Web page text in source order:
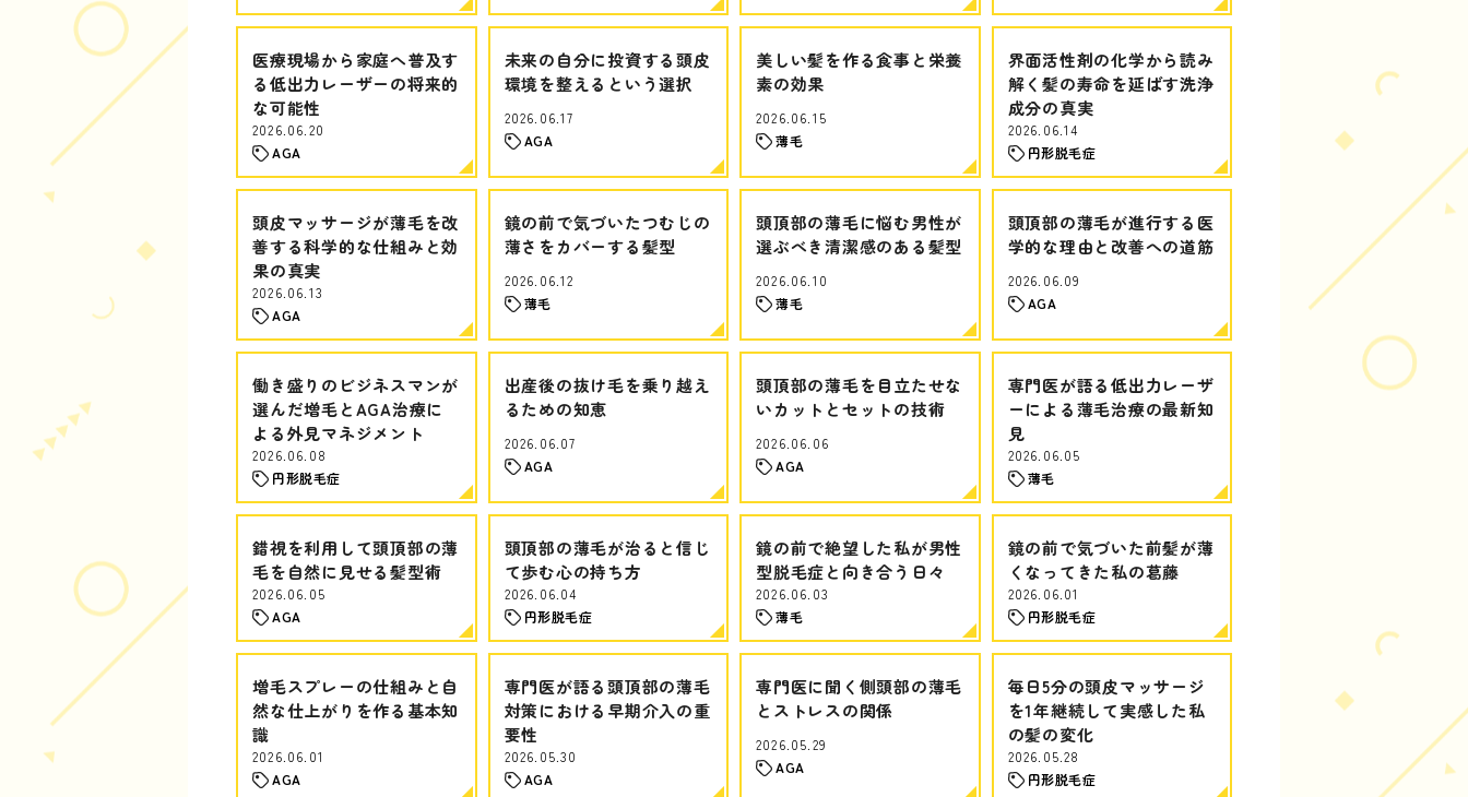
医療現場から家庭へ普及す
る低出力レーザーの将来的
な可能性
2026.06.20
AGA
未来の自分に投資する頭皮
環境を整えるという選択
2026.06.17
AGA
美しい髪を作る食事と栄養
素の効果
2026.06.15
薄毛
界面活性剤の化学から読み
解く髪の寿命を延ばす洗浄
成分の真実
2026.06.14
円形脱毛症
頭皮マッサージが薄毛を改
善する科学的な仕組みと効
果の真実
2026.06.13
AGA
鏡の前で気づいたつむじの
薄さをカバーする髪型
2026.06.12
薄毛
頭頂部の薄毛に悩む男性が
選ぶべき清潔感のある髪型
2026.06.10
薄毛
頭頂部の薄毛が進行する医
学的な理由と改善への道筋
2026.06.09
AGA
働き盛りのビジネスマンが
選んだ増毛とAGA治療に
よる外見マネジメント
2026.06.08
円形脱毛症
出産後の抜け毛を乗り越え
るための知恵
2026.06.07
AGA
頭頂部の薄毛を目立たせな
いカットとセットの技術
2026.06.06
AGA
専門医が語る低出力レーザ
ーによる薄毛治療の最新知
見
2026.06.05
薄毛
錯視を利用して頭頂部の薄
毛を自然に見せる髪型術
2026.06.05
AGA
頭頂部の薄毛が治ると信じ
て歩む心の持ち方
2026.06.04
円形脱毛症
鏡の前で絶望した私が男性
型脱毛症と向き合う日々
2026.06.03
薄毛
鏡の前で気づいた前髪が薄
くなってきた私の葛藤
2026.06.01
円形脱毛症
増毛スプレーの仕組みと自
然な仕上がりを作る基本知
識
2026.06.01
AGA
専門医が語る頭頂部の薄毛
対策における早期介入の重
要性
2026.05.30
AGA
専門医に聞く側頭部の薄毛
とストレスの関係
2026.05.29
AGA
毎日5分の頭皮マッサージ
を1年継続して実感した私
の髪の変化
2026.05.28
円形脱毛症